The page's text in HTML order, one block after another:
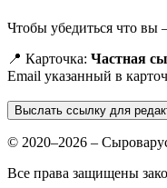
Чтобы убедиться что вы
📍 Карточка: Частная
Email указанный в
Выслать ссылку для
© 2020–2026 –
Все права защищены